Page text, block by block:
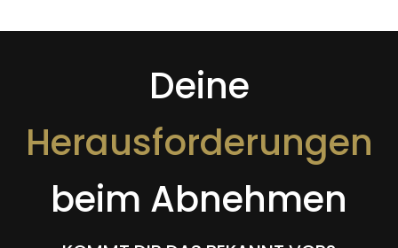
Deine
Herausforderungen
beim Abnehmen